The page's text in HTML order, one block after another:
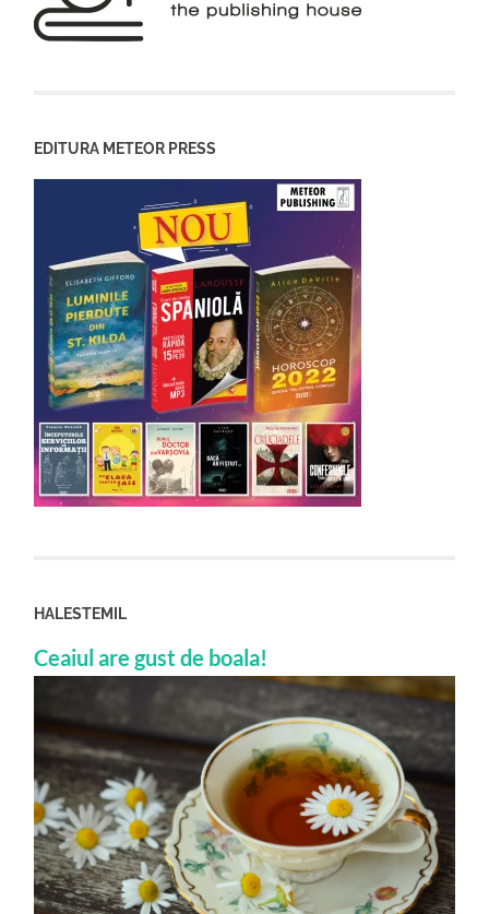
EDITURA METEOR PRESS
HALESTEMIL
Ceaiul are gust de boala!